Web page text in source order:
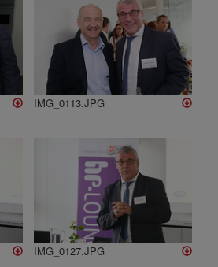
IMG_0113.JPG
IMG_0127.JPG